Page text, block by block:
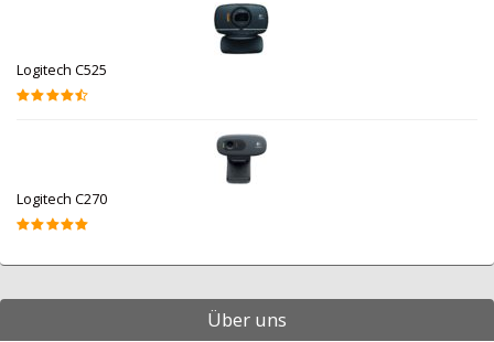
Logitech C525
Logitech C270
Über uns